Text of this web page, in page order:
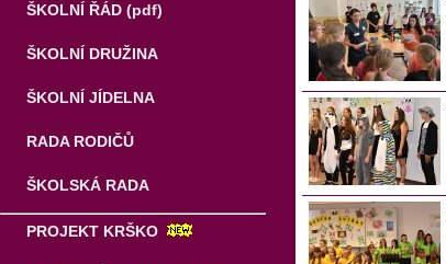
ŠKOLNÍ ŘÁD (pdf)
ŠKOLNÍ DRUŽINA
ŠKOLNÍ JÍDELNA
RADA RODIČŮ
ŠKOLSKÁ RADA
PROJEKT KRŠKO